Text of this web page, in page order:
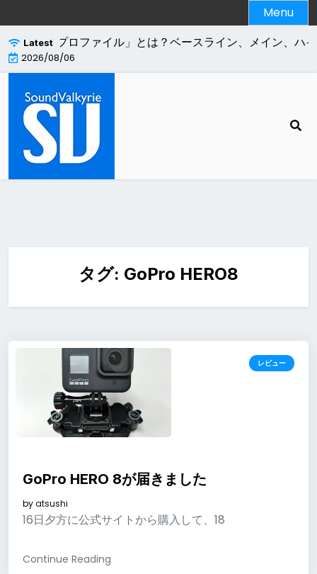
to
content
Menu
Latest
ドの「プロファイル」とは？ベースライン、メイン、ハ
2026/08/06
タグ: GoPro HERO8
レビュー
GoPro HERO 8が届きました
byatsushi
16日夕方に公式サイトから購入して、18
Continue Reading